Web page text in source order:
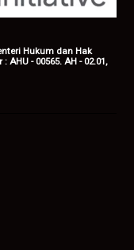
Hukum dan Hak
- 00565. AH - 02.01,